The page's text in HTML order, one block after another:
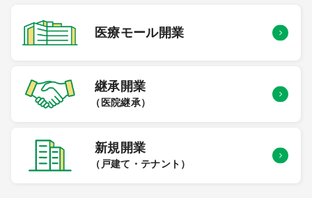
医療モール開業
継承開業
（医院継承）
新規開業
（戸建て・テナント）